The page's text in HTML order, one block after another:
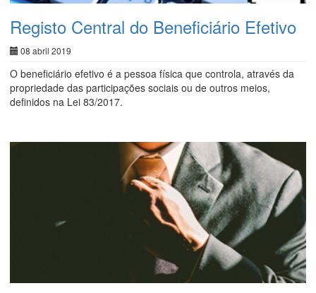
Registo Central do Beneficiário Efetivo
08 abril 2019
O beneficiário efetivo é a pessoa física que controla, através da
propriedade das participações sociais ou de outros meios,
definidos na Lei 83/2017.